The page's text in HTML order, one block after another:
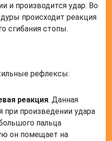
и производится удар. Во
происходит реакция
сгибания стопы.
рефлексы:
реакция. Данная
при произведении удара
пальца
он помещает на